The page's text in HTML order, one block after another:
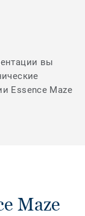
вы
Essence Maze
Maze